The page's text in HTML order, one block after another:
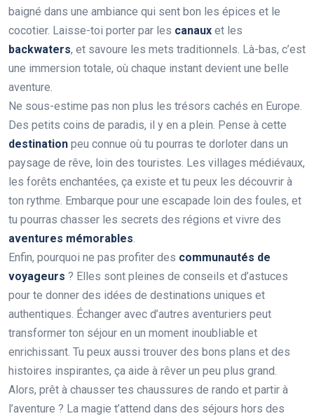
baigné dans une ambiance qui sent bon les épices et le
cocotier. Laisse-toi porter par les canaux et les
backwaters, et savoure les mets traditionnels. Là-bas, c’est
une immersion totale, où chaque instant devient une belle
aventure.
Ne sous-estime pas non plus les trésors cachés en Europe.
Des petits coins de paradis, il y en a plein. Pense à cette
destination peu connue où tu pourras te dorloter dans un
paysage de rêve, loin des touristes. Les villages médiévaux,
les forêts enchantées, ça existe et tu peux les découvrir à
ton rythme. Embarque pour une escapade loin des foules, et
tu pourras chasser les secrets des régions et vivre des
aventures mémorables
Enfin, pourquoi ne pas profiter des communautés de
voyageurs ? Elles sont pleines de conseils et d’astuces
pour te donner des idées de destinations uniques et
authentiques. Échanger avec d’autres aventuriers peut
transformer ton séjour en un moment inoubliable et
enrichissant. Tu peux aussi trouver des bons plans et des
histoires inspirantes, ça aide à rêver un peu plus grand.
Alors, prêt à chausser tes chaussures de rando et partir à
l’aventure ? La magie t’attend dans des séjours hors des